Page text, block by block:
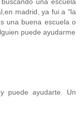
una escuela
madrid, ya fui a "la
una buena escuela o
puede ayudarme
puede ayudarte. Un